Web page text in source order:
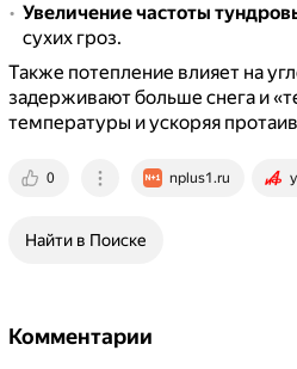
Увеличение частоты
сухих гроз.
Также потепление влияет на
задерживают больше снега и
температуры и ускоряя
0 nplus1.ru
Найти в Поиске
Комментарии